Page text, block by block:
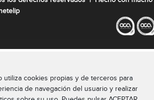
utiliza cookies propias y de terceros para
de navegación del usuario y realizar